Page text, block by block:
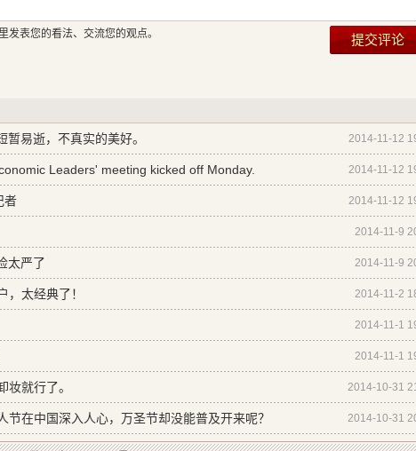
表您的看法、交流您的观点。
2014-11-12
暂易逝，不真实的美好。
2014-11-12
Leaders' meeting kicked off Monday.
2014-11-12
者
2014-11-9
2014-11-9
太严了
2014-11-2
，太经典了！
2014-11-1
2014-11-1
2014-10-31
妆就行了。
2014-10-31
节在中国深入人心，万圣节却没能普及开来呢？